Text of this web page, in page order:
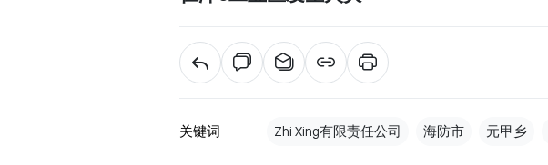
关键词 Zhi Xing有限责任公司 海防市 元甲乡